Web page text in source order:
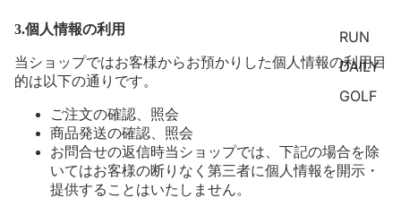
RUN
DAILY
GOLF
3.個人情報の利用
当ショップではお客様からお預かりした個人情報の利用目
的は以下の通りです。
ご注文の確認、照会
商品発送の確認、照会
お問合せの返信時当ショップでは、下記の場合を除
いてはお客様の断りなく第三者に個人情報を開示・
提供することはいたしません。